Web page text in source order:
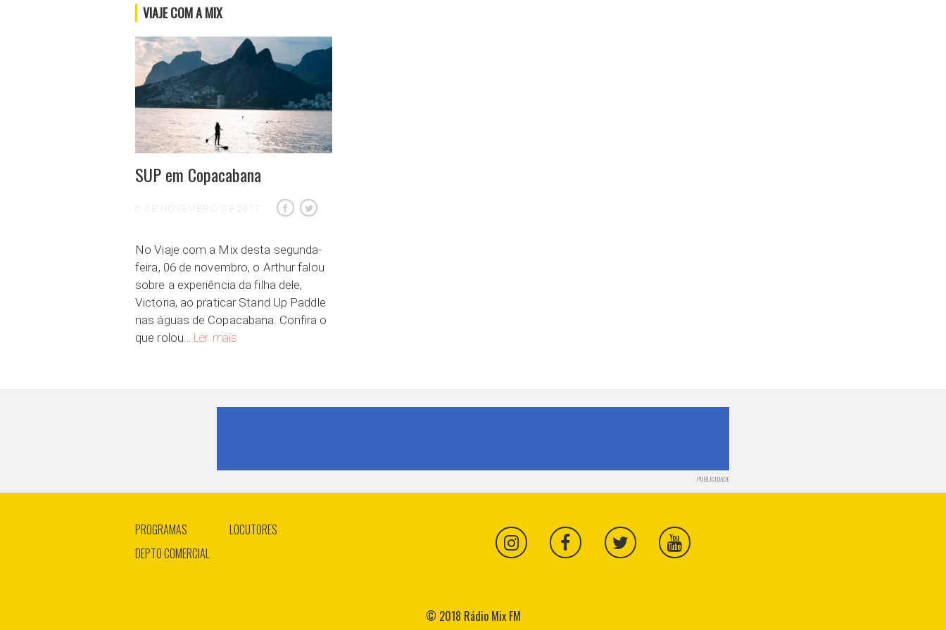
VIAJE COM A MIX
SUP em Copacabana
6 DE NOVEMBRO DE 2017
No Viaje com a Mix desta segunda-
feira, 06 de novembro, o Arthur falou
sobre a experiência da filha dele,
Victoria, ao praticar Stand Up Paddle
nas águas de Copacabana. Confira o
que rolou… Ler mais
PUBLICIDADE
PROGRAMAS
LOCUTORES
DEPTO COMERCIAL
© 2018 Rádio Mix FM